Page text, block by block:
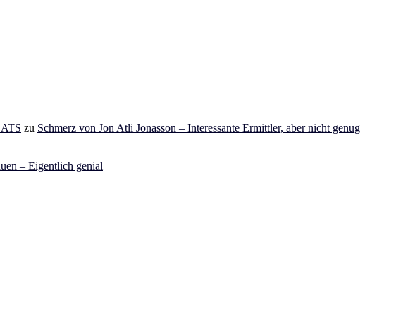
zu Schmerz von Jon Atli Jonasson – Interessante Ermittler, aber nicht genug
– Eigentlich genial